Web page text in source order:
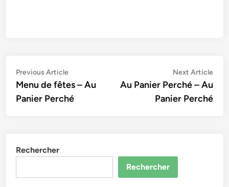
Navigation
de
l’article
Previous ArticlePrevious
article:
Menu de fêtes – Au
Panier Perché
Next Article
Au Panier Perché – Au
Panier Perché
Rechercher
Rechercher